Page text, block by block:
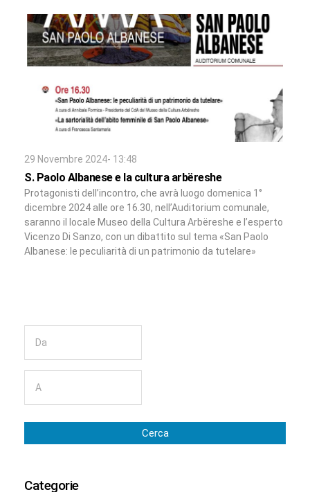
29 Novembre 2024- 13:48
S. Paolo Albanese e la cultura arbëreshe
Protagonisti dell’incontro, che avrà luogo domenica 1°
dicembre 2024 alle ore 16.30, nell’Auditorium comunale,
saranno il locale Museo della Cultura Arbëreshe e l’esperto
Vicenzo Di Sanzo, con un dibattito sul tema «San Paolo
Albanese: le peculiarità di un patrimonio da tutelare»
Cerca
Categorie